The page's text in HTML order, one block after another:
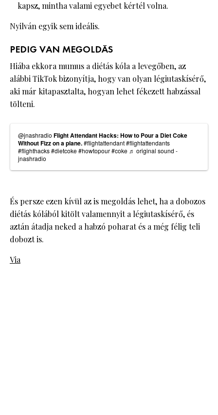
kapsz, mintha valami egyebet kértél volna.
Nyilván egyik sem ideális.
PEDIG VAN MEGOLDÁS
Hiába ekkora mumus a diétás kóla a levegőben, az
alábbi TikTok bizonyítja, hogy van olyan légiutaskísérő,
aki már kitapasztalta, hogyan lehet fékezett habzással
tölteni.
@jnashradio Flight Attendant Hacks: How to Pour a Diet Coke
Without Fizz on a plane.#flightattendant#flightattendants
#flighthacks#dietcoke#howtopour#coke ♬ original sound -
jnashradio
És persze ezen kívül az is megoldás lehet, ha a dobozos
diétás kólából kitölt valamennyit a légiutaskísérő, és
aztán átadja neked a habzó poharat és a még félig teli
dobozt is.
Via